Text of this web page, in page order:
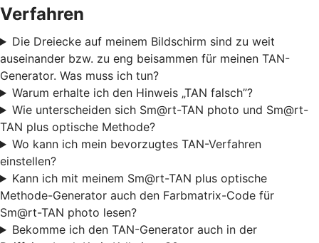
Verfahren
Die Dreiecke auf meinem Bildschirm sind zu weit
auseinander bzw. zu eng beisammen für meinen TAN-
Generator. Was muss ich tun?
Warum erhalte ich den Hinweis „TAN falsch”?
Wie unterscheiden sich Sm@rt-TAN photo und Sm@rt-
TAN plus optische Methode?
Wo kann ich mein bevorzugtes TAN-Verfahren
einstellen?
Kann ich mit meinem Sm@rt-TAN plus optische
Methode-Generator auch den Farbmatrix-Code für
Sm@rt-TAN photo lesen?
Bekomme ich den TAN-Generator auch in der